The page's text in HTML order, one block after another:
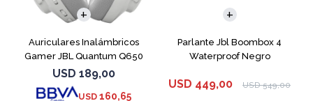
Auriculares Inalámbricos
Gamer JBL Quantum Q650
Blanco
USD 189,00
USD 160,65
Parlante Jbl Boombox 4
Waterproof Negro
USD 449,00 USD 549,00